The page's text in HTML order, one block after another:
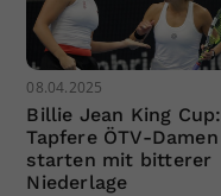
08.04.2025
Billie Jean King Cup:
Tapfere ÖTV-Damen
starten mit bitterer
Niederlage